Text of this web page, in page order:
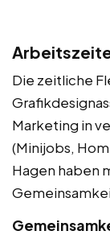
Die zeitliche
Marketing in
(Minijobs,
Hagen haben